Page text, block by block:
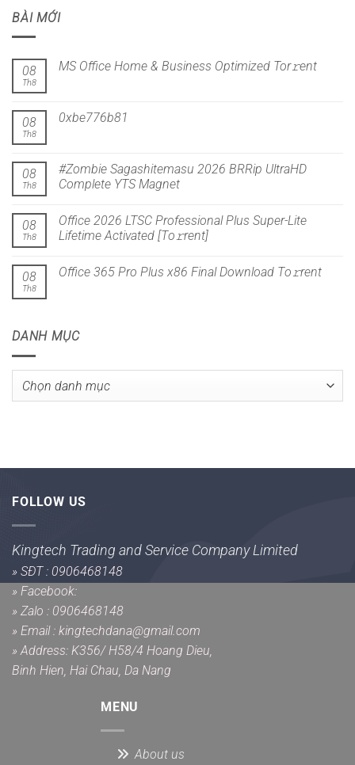
BÀI MỚI
08
Th8
MS Office Home & Business Optimized Tor𝚛ent
08
Th8
0xbe776b81
08
Th8
#Zombie Sagashitemasu 2026 BRRip UltraHD
Complete YTS Magnet
08
Th8
Office 2026 LTSC Professional Plus Super-Lite
Lifetime Activated [Тo𝚛rent]
08
Th8
Office 365 Pro Plus x86 Final Dоwnlоad Tо𝚛rеnt
DANH MỤC
Danh
FOLLOW US
Kingtech Trading and Service Company Limited
» SĐT : 0906468148
» Facebook:
» Zalo : 0906468148
» Email : kingtechdana@gmail.com
» Address: K356/ H58/4 Hoang Dieu,
Binh Hien, Hai Chau, Da Nang
MENU
About us